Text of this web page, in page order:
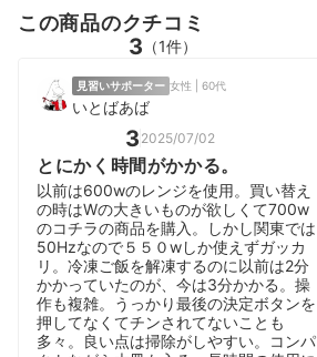
この商品のクチコミ
3 （1件）
見習いサポーター 女性 | 60代
いとばあば
3 2025/07/02
とにかく時間がかかる。
以前は600wのレンジを使用。買い替え
の時はWの大きいものが欲しくて700w
のコチラの商品を購入。しかし関東では
50Hzなので５５０wしか使えずガッカ
リ。冷凍ご飯を解凍するのに以前は2分
かかっていたのが、今は3分かかる。操
作も複雑。うっかり最後の決定ボタンを
押してなくてチンされてないことも
多々。良い点は掃除がしやすい。コンパ